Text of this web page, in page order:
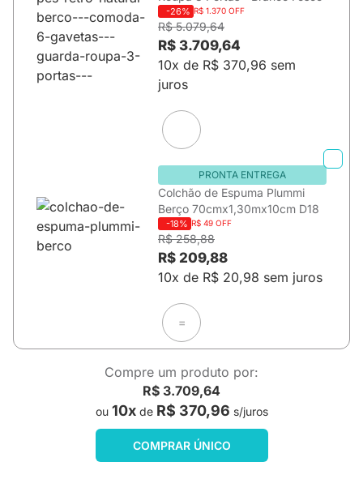
-26% R$ 1.370 OFF
R$ 5.079,64
R$ 3.709,64
10x de R$ 370,96 sem
juros
PRONTA ENTREGA
Colchão de Espuma Plummi
Berço 70cmx1,30mx10cm D18
-18% R$ 49 OFF
R$ 258,88
R$ 209,88
10x de R$ 20,98 sem juros
=
Compre um produto por:
R$ 3.709,64
ou 10xde R$ 370,96 s/juros
COMPRAR ÚNICO